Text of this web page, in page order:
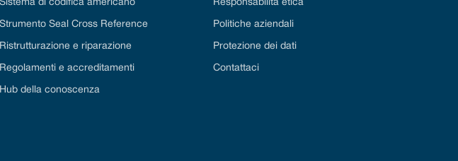
Sistema di codifica americano
Strumento Seal Cross Reference
Ristrutturazione e riparazione
Regolamenti e accreditamenti
Hub della conoscenza
Responsabilità etica
Politiche aziendali
Protezione dei dati
Contattaci